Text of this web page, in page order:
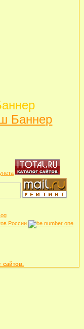
сайтов.